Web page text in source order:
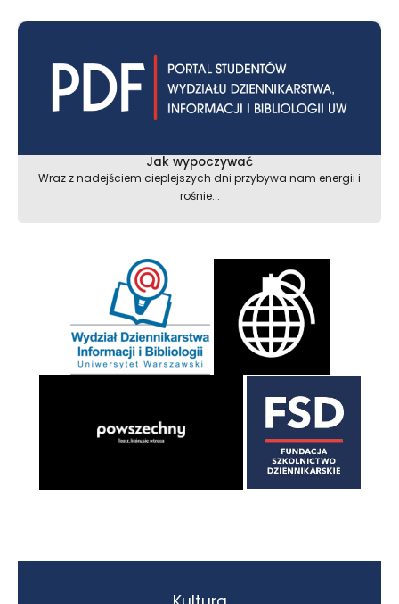
Jak wypoczywać
Wraz z nadejściem cieplejszych dni przybywa nam energii i
rośnie...